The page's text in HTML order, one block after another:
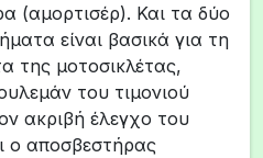
(αμορτισέρ). Και τα δύο
είναι βασικά για τη
της μοτοσικλέτας,
του τιμονιού
ακριβή έλεγχο του
ο αποσβεστήρας